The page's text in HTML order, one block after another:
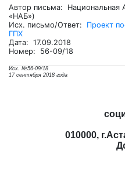
Автор письма: Национальная
«НАБ»)
Исх. письмо/Ответ: Проект
ГПХ
Дата: 17.09.2018
Номер: 56-09/18
Исх. №56-09/18
17 сентября 2018 года
010000,